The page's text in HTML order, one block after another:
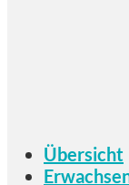
Übersicht